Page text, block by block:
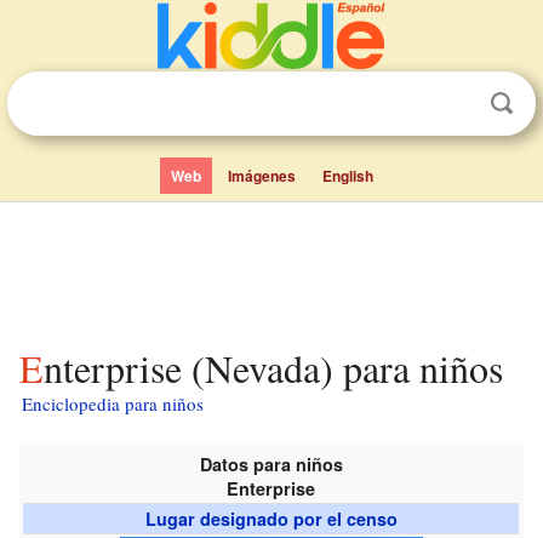
Web Imágenes English
Enterprise (Nevada) para niños
Enciclopedia para niños
Datos para niños
Enterprise
Lugar designado por el censo